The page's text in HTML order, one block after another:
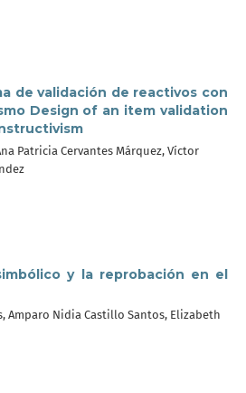
de validación de reactivos con
Design of an item validation
Patricia Cervantes Márquez, Víctor
y la reprobación en el
Amparo Nidia Castillo Santos, Elizabeth